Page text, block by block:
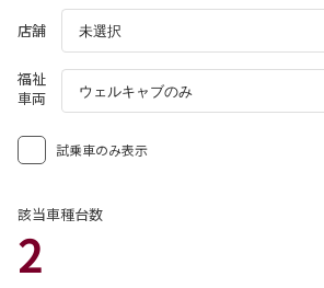
店舗
福祉
車両
試乗車のみ表示
該当車種台数
2